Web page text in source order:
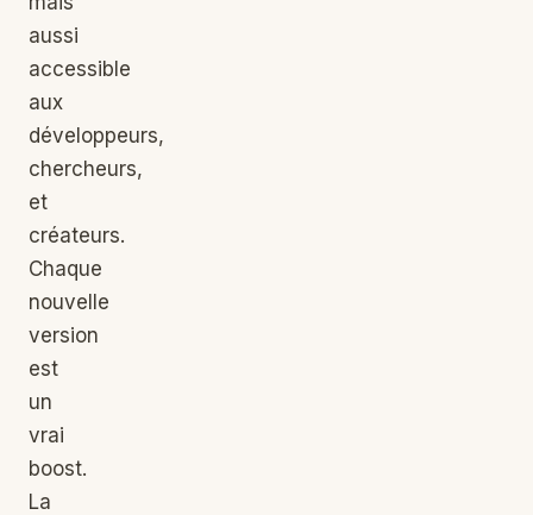
aussi
accessible
aux
développeurs,
chercheurs,
et
créateurs.
Chaque
nouvelle
version
est
un
vrai
boost.
La